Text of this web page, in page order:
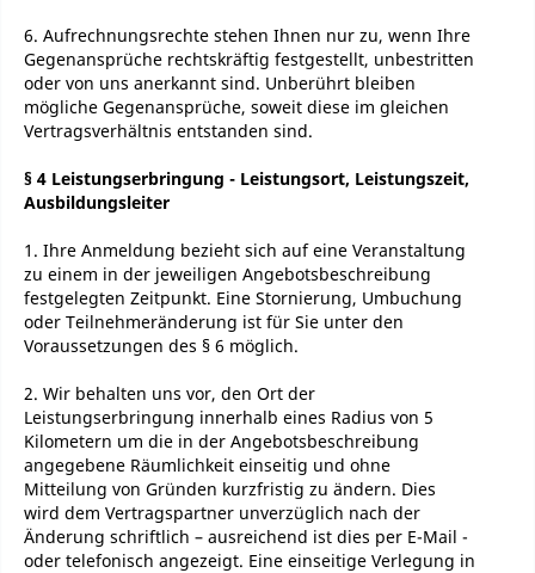
6. Aufrechnungsrechte stehen Ihnen nur zu, wenn Ihre
Gegenansprüche rechtskräftig festgestellt, unbestritten
oder von uns anerkannt sind. Unberührt bleiben
mögliche Gegenansprüche, soweit diese im gleichen
Vertragsverhältnis entstanden sind.
§ 4 Leistungserbringung - Leistungsort, Leistungszeit,
Ausbildungsleiter
1. Ihre Anmeldung bezieht sich auf eine Veranstaltung
zu einem in der jeweiligen Angebotsbeschreibung
festgelegten Zeitpunkt. Eine Stornierung, Umbuchung
oder Teilnehmeränderung ist für Sie unter den
Voraussetzungen des § 6 möglich.
2. Wir behalten uns vor, den Ort der
Leistungserbringung innerhalb eines Radius von 5
Kilometern um die in der Angebotsbeschreibung
angegebene Räumlichkeit einseitig und ohne
Mitteilung von Gründen kurzfristig zu ändern. Dies
wird dem Vertragspartner unverzüglich nach der
Änderung schriftlich – ausreichend ist dies per E-Mail -
oder telefonisch angezeigt. Eine einseitige Verlegung in